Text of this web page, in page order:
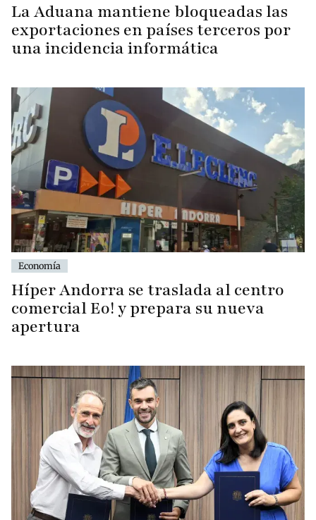
La Aduana mantiene bloqueadas las
exportaciones en países terceros por
una incidencia informática
Economía
Híper Andorra se traslada al centro
comercial Eo! y prepara su nueva
apertura